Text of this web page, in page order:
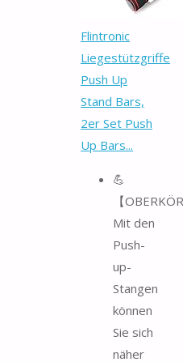
Flintronic
Liegestützgriffe
Push Up
Stand Bars,
2er Set Push
Up Bars...
💪
【
Mit den
Push-
up-
Stangen
können
Sie sich
näher